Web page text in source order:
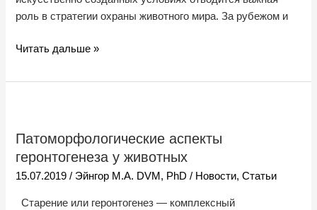
роль в стратегии охраны животного мира. За рубежом и
Читать дальше »
Патоморфологические аспекты
геронтогенеза у животных
15.07.2019/ Эйнгор М.А. DVM, PhD/ Новости,Статьи
Старение или геронтогенез — комплексный
геронтогенеза
у
животных